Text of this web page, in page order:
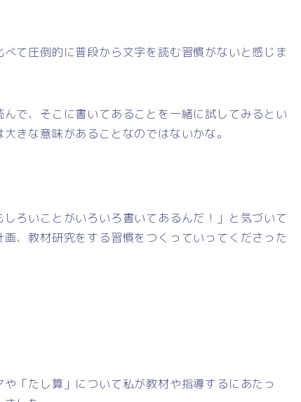
て圧倒的に普段から文字を読む習慣がないと感じま
で、そこに書いてあることを一緒に試してみるとい
きな意味があることなのではないかな。
ろいことがいろいろ書いてあるんだ！」と気づいて
、教材研究をする習慣をつくっていってくださった
「たし算」について私が教材や指導するにあたっ